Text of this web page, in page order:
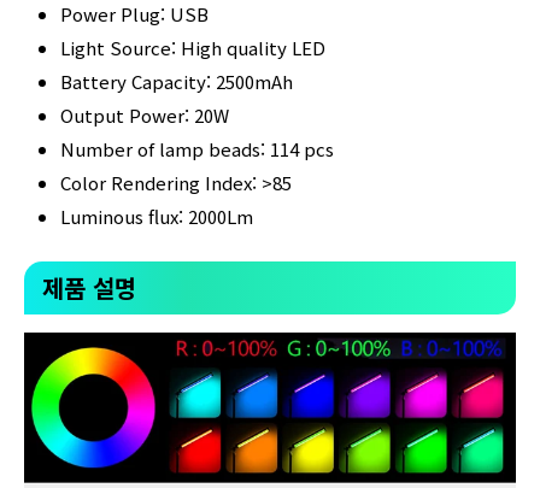
Power Plug: USB
Light Source: High quality LED
Battery Capacity: 2500mAh
Output Power: 20W
Number of lamp beads: 114 pcs
Color Rendering Index: >85
Luminous flux: 2000Lm
제품 설명